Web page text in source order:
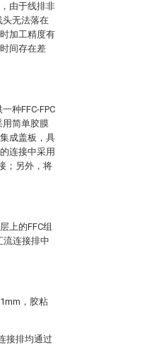
由于线排非
头无法落在
加工精度有
间存在差
种FFC-FPC
用简单胶膜
成盖板，具
连接中采用
；另外，将
上的FFC组
流连接排中
，胶粘
接排均通过